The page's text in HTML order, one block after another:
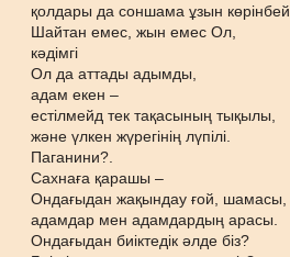
қолдары да соншама ұзын көрінбей.
Шайтан емес, жын емес Ол,
кәдімгі
Ол да аттады адымды,
адам екен –
естілмейд тек тақасының тықылы,
және үлкен жүрегінің лүпілі.
Паганини?.
Сахнаға қарашы –
Ондағыдан жақындау ғой, шамасы,
адамдар мен адамдардың арасы.
Ондағыдан биіктедік әлде біз?